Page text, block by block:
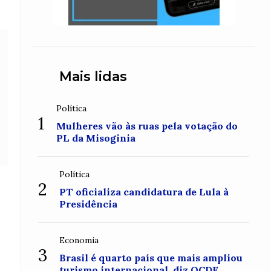
Mais lidas
1
Política
Mulheres vão às ruas pela votação do
PL da Misoginia
2
Política
PT oficializa candidatura de Lula à
Presidência
3
Economia
Brasil é quarto país que mais ampliou